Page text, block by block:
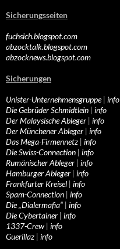
Sicherungsseiten
fuchsich.blogspot.com
abzocktalk.blogspot.com
abzocknews.blogspot.com
Sicherungen
Unister-Unternehmensgruppe| info
Die Gebrüder Schmidtlein | info
Der Malaysische Ableger | info
Der Münchener Ableger | info
Das Mega-Firmennetz | info
Die Swiss-Connection | info
Rumänischer Ableger | info
Hamburger Ableger | info
Frankfurter Kreisel | info
Spam-Connection | info
Die „Dialermafia“ | info
Die Cybertainer | info
1337-Crew | info
Guerillaz | info